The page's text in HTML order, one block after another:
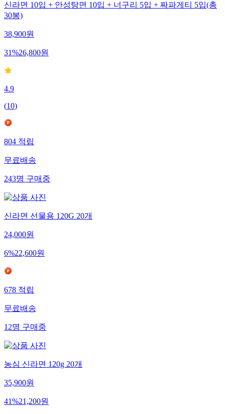
신라면 10입 + 안성탕면 10입 + 너구리 5입 + 짜파게티 5입(총
30봉)
38,900원
31%26,800원
4.9
(10)
804 적립
무료배송
243명 구매중
신라면 선물용 120G 20개
24,000원
6%22,600원
678 적립
무료배송
12명 구매중
농심 신라면 120g 20개
35,900원
41%21,200원